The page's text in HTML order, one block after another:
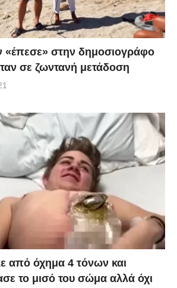
στην δημοσιογράφο
σε ζωντανή μετάδοση
από όχημα 4 τόνων και
το μισό του σώμα αλλά όχι